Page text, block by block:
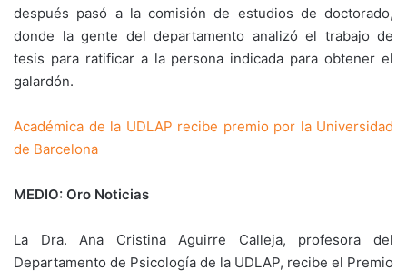
después pasó a la comisión de estudios de doctorado,
donde la gente del departamento analizó el trabajo de
tesis para ratificar a la persona indicada para obtener el
galardón.
Académica de la UDLAP recibe premio por la Universidad
de Barcelona
MEDIO: Oro Noticias
La Dra. Ana Cristina Aguirre Calleja, profesora del
Departamento de Psicología de la UDLAP, recibe el Premio